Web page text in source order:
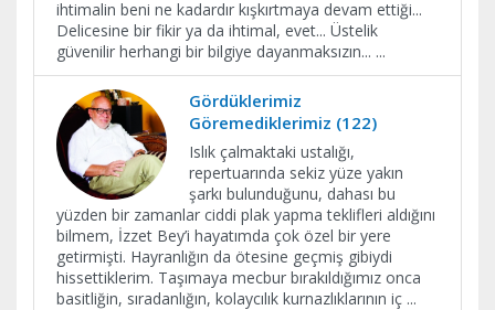
ihtimalin beni ne kadardır kışkırtmaya devam ettiği...
Delicesine bir fikir ya da ihtimal, evet... Üstelik
güvenilir herhangi bir bilgiye dayanmaksızın... ...
Gördüklerimiz
Göremediklerimiz (122)
Islık çalmaktaki ustalığı,
repertuarında sekiz yüze yakın
şarkı bulunduğunu, dahası bu
yüzden bir zamanlar ciddi plak yapma teklifleri aldığını
bilmem, İzzet Bey’i hayatımda çok özel bir yere
getirmişti. Hayranlığın da ötesine geçmiş gibiydi
hissettiklerim. Taşımaya mecbur bırakıldığımız onca
basitliğin, sıradanlığın, kolaycılık kurnazlıklarının iç ...